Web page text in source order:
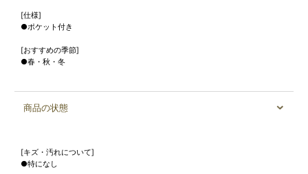
[仕様]
●ポケット付き
[おすすめの季節]
●春・秋・冬
商品の状態
[キズ・汚れについて]
●特になし